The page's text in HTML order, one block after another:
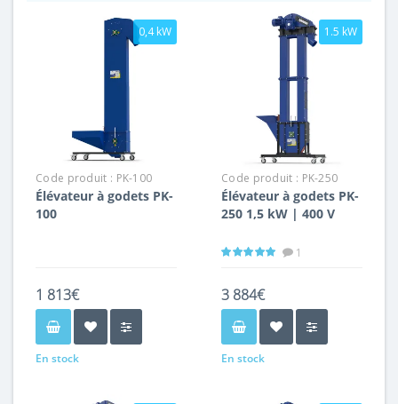
0,4 kW
Code produit : PK-100
Élévateur à godets PK-
100
1 813€
En stock
1.5 kW
Code produit : PK-250
Élévateur à godets PK-
250 1,5 kW | 400 V
1
3 884€
En stock